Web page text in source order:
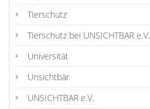
Tierschutz
Tierschutz bei UNSICHTBAR e.V.
Universität
Unsichtbär
UNSICHTBAR e.V.